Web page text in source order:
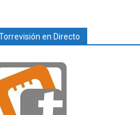
en Directo